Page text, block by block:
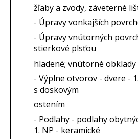
žľaby a zvody, záveterné
- Úpravy vonkajších
- Úpravy vnútorných
stierkové plsťou
hladené; vnútorné obklady
- Výplne otvorov - dvere -
s doskovým
ostením
- Podlahy - podlahy
1. NP - keramické